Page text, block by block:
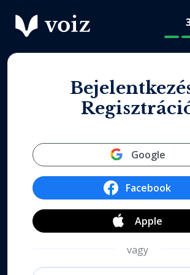
Google
Facebook
Apple
vagy